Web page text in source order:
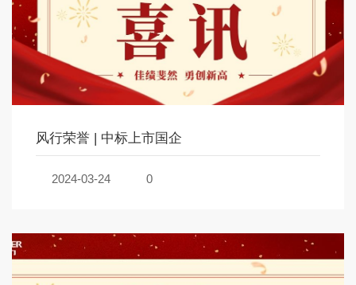
风行荣誉 | 中标上市国企
2024-03-24 0